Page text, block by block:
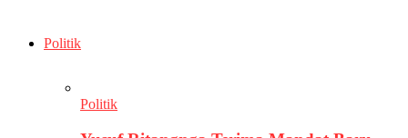
Politik
Politik